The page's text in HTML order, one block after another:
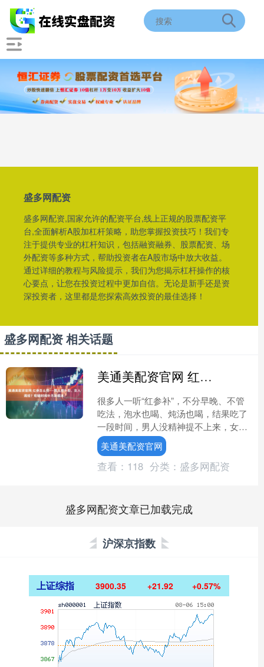
盛多网配资
盛多网配资,国家允许的配资平台,线上正规的股票配资平
台,全面解析A股加杠杆策略，助您掌握投资技巧！我们专
注于提供专业的杠杆知识，包括融资融券、股票配资、场
外配资等多种方式，帮助投资者在A股市场中放大收益。
通过详细的教程与风险提示，我们为您揭示杠杆操作的核
心要点，让您在投资过程中更加自信。无论是新手还是资
深投资者，这里都是您探索高效投资的最佳选择！
盛多网配资 相关话题
美通美配资官网 红参怎么吃——男人想补阳、女人调经？吃错时间补不到根本！
很多人一听“红参补”，不分早晚、不管
吃法，泡水也喝、炖汤也喝，结果吃了
一段时间，男人没精神提不上来，女人
例假还紊乱。到底是红参没用，还是方
法出了错？其实，红参到....
美通美配资官网
查看： 118 分类： 盛多网配资
盛多网配资文章已加载完成
沪深京指数
上证综指 3900.35 +21.92 +0.57%